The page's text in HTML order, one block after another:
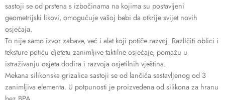
sastoji se od prstena s izbočinama na kojima su postavljeni
geometrijski likovi, omogućuje vašoj bebi da otkrije svijet novih
osjećaja.
To nije samo izvor zabave, već i alat koji potiče razvoj. Različiti oblici i
teksture potiću djetetu zanimljive taktilne osjećaje, pomažu u
istraživanju osjeta dodira i razvoja osjetilnih vještina.
Mekana silikonska grizalica sastoji se od lančića sastavljenog od 3
zanimljiva elementa. U potpunosti je proizvedena od silikona za hranu